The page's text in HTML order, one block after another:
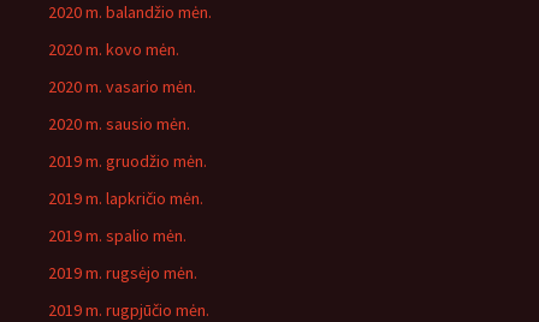
2020 m. balandžio mėn.
2020 m. kovo mėn.
2020 m. vasario mėn.
2020 m. sausio mėn.
2019 m. gruodžio mėn.
2019 m. lapkričio mėn.
2019 m. spalio mėn.
2019 m. rugsėjo mėn.
2019 m. rugpjūčio mėn.